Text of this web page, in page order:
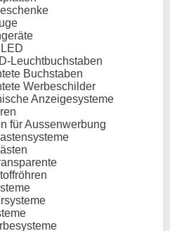
Leuchtbuchstaben
Buchstaben
Werbeschilder
Anzeigesysteme
für Aussenwerbung